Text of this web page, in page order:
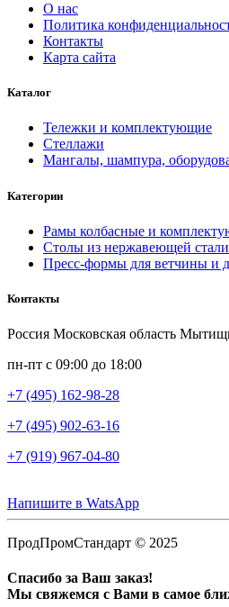
О нас
Политика
Контакты
Карта сайта
Каталог
Тележки и комплектующие
Стеллажи
Мангалы, шампура,
Категории
Рамы колбасные и
Столы из нержавеющей стали
Пресс-формы для ветчины и
Контакты
Россия Московская область
пн-пт с 09:00 до 18:00
+7 (495) 162-98-28
+7 (495) 902-63-16
+7 (919) 967-04-80
Напишите в WatsApp
ПродПромСтандарт © 2025
Спасибо за Ваш заказ!
Мы свяжемся с Вами в самое